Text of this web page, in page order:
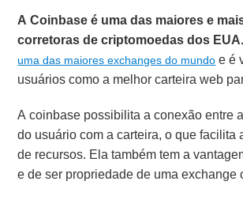
A Coinbase é uma das maiores e
corretoras de criptomoedas dos EUA.
uma das maiores exchanges do mundo e é
usuários como a melhor carteira web
A coinbase possibilita a conexão entre
do usuário com a carteira, o que facilita
de recursos. Ela também tem a
e de ser propriedade de uma exchange